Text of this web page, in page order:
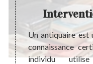
Un antiquaire est
connaissance
individu